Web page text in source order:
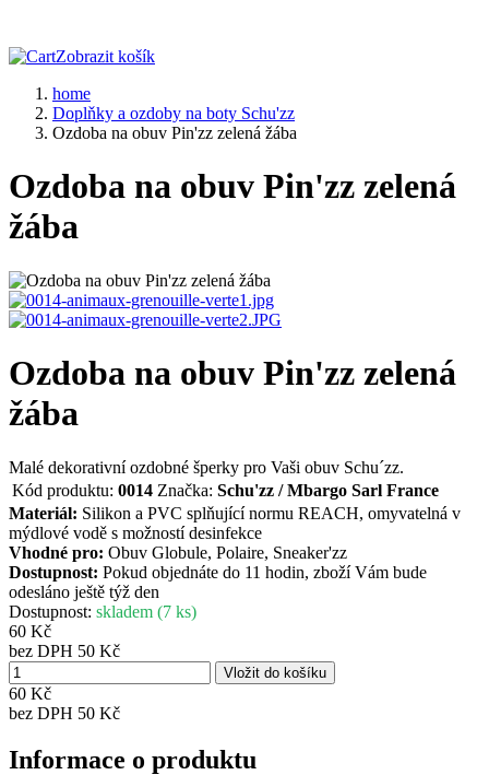
Zobrazit košík
home
Doplňky a ozdoby na boty Schu'zz
Ozdoba na obuv Pin'zz zelená žába
Ozdoba na obuv Pin'zz zelená
žába
Ozdoba na obuv Pin'zz zelená
žába
Malé dekorativní ozdobné šperky pro Vaši obuv Schu´zz.
Kód produktu: 0014 Značka: Schu'zz / Mbargo Sarl France
Materiál: Silikon a PVC splňující normu REACH, omyvatelná v
mýdlové vodě s možností desinfekce
Vhodné pro: Obuv Globule, Polaire, Sneaker'zz
Dostupnost: Pokud objednáte do 11 hodin, zboží Vám bude
odesláno ještě týž den
Dostupnost: skladem (7 ks)
60 Kč
bez DPH 50 Kč
60 Kč
bez DPH 50 Kč
Informace o produktu